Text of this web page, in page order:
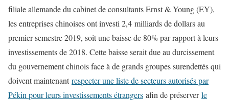
filiale allemande du cabinet de consultants Ernst & Young (EY),
les entreprises chinoises ont investi 2,4 milliards de dollars au
premier semestre 2019, soit une baisse de 80% par rapport à leurs
investissements de 2018. Cette baisse serait due au durcissement
du gouvernement chinois face à de grands groupes surendettés qui
doivent maintenantrespecter une liste de secteurs autorisés par
Pékin pour leurs investissements étrangers afin de préserverle